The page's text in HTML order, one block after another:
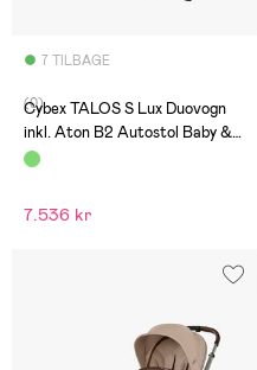
7 TILBAGE
(0)
Cybex TALOS S Lux Duovogn
inkl. Aton B2 Autostol Baby &
Base, Moss Green
7.536 kr